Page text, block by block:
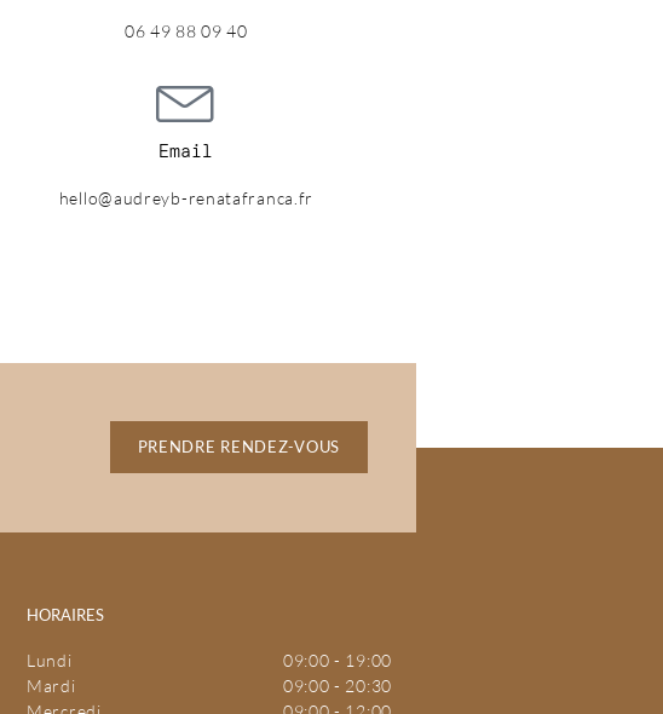
06 49 88 09 40
Email
hello@audreyb-renatafranca.fr
PRENDRE RENDEZ-VOUS
HORAIRES
Lundi
09:00 - 19:00
Mardi
09:00 - 20:30